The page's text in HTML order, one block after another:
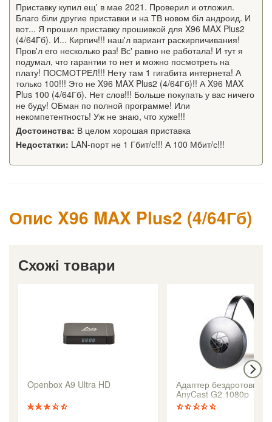
Приставку купил ещ' в мае 2021. Проверил и отложил.
Благо біли другие приставки и на ТВ новом біл андроид. И
вот... Я прошил приставку прошивкой для X96 MAX Plus2
(4/64Гб). И... Кирпич!!! наш'л вариант раскирпичивания!
Пров'л его несколько раз! Вс' равно не работала! И тут я
подумал, что гарантии то нет и можно посмотреть на
плату! ПОСМОТРЕЛ!!! Нету там 1 гигабита интернета! А
только 100!!! Это не X96 MAX Plus2 (4/64Гб)!! А X96 MAX
Plus 100 (4/64Гб). Нет слов!!! Больше покупать у вас ничего
не буду! ОБман по полной программе! Или
некомпетентность! Уж не знаю, что хуже!!!
Достоинства: В целом хорошая приставка
Недостатки: LAN-порт не 1 Гбит/с!!! А 100 Мбит/с!!!
Опис X96 MAX Plus2 (4/64Гб)
Схожі товари
Openbox A9 Ultra HD
Адаптер бездротовий
AnyCast G2 1080p